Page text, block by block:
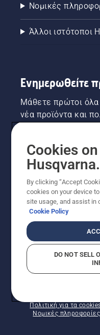
Νομικές
Άλλοι ιστότοποι
Ενημερωθείτε
Μάθετε πρώτοι όλα
νέα προϊόντα και
ΕΓΓΡΑΦΉ ΣΤΟ
© Husqvarna AB
Πολιτική για τα
Νομικές πληροφορίες
Cookies on
By clicking “Accept
cookies on your device
site usage, and assist in
Cookie Policy
DO NOT SELL